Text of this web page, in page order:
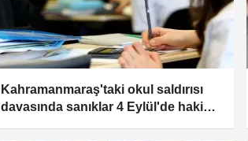
Kahramanmaraş'taki okul saldırısı
davasında sanıklar 4 Eylül'de hakim